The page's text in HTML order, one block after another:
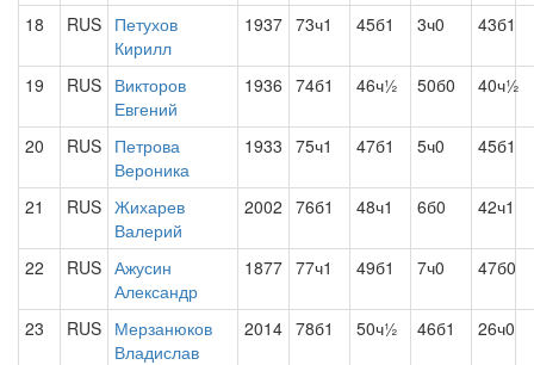
18 RUS Петухов
Кирилл
1937 73ч1 45б1 3ч0 43б1
19 RUS Викторов
Евгений
1936 74б1 46ч½ 50б0 40ч½
20 RUS Петрова
Вероника
1933 75ч1 47б1 5ч0 45б1
21 RUS Жихарев
Валерий
2002 76б1 48ч1 6б0 42ч1
22 RUS Ажусин
Александр
1877 77ч1 49б1 7ч0 47б0
23 RUS Мерзанюков
Владислав
2014 78б1 50ч½ 46б1 26ч0